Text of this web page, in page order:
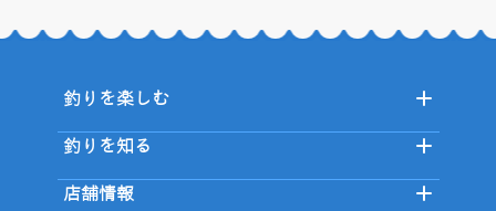
釣りを楽しむ
釣りを知る
店舗情報